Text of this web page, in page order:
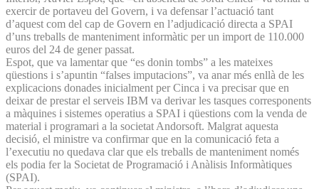
exercir de portaveu del Govern, i va defensar l’actuació tant
d’aquest com del cap de Govern en l’adjudicació directa a SPAI
d’uns treballs de manteniment informàtic per un import de 110.000
euros del 24 de gener passat.
Espot, que va lamentar que “es donin tombs” a les mateixes
qüestions i s’apuntin “falses imputacions”, va anar més enllà de les
explicacions donades inicialment per Cinca i va precisar que en
deixar de prestar el serveis IBM va derivar les tasques corresponents
a màquines i sistemes operatius a SPAI i qüestions com la venda de
material i programari a la societat Andorsoft. Malgrat aquesta
decisió, el ministre va confirmar que en la comunicació feta a
l’executiu no quedava clar que els treballs de manteniment només
els podia fer la Societat de Programació i Anàlisis Informàtiques
(SPAI).